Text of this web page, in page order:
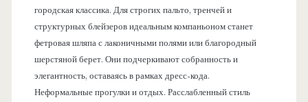
городская классика. Для строгих пальто, тренчей и
структурных блейзеров идеальным компаньоном станет
фетровая шляпа с лаконичными полями или благородный
шерстяной берет. Они подчеркивают собранность и
элегантность, оставаясь в рамках дресс-кода.
Неформальные прогулки и отдых. Расслабленный стиль